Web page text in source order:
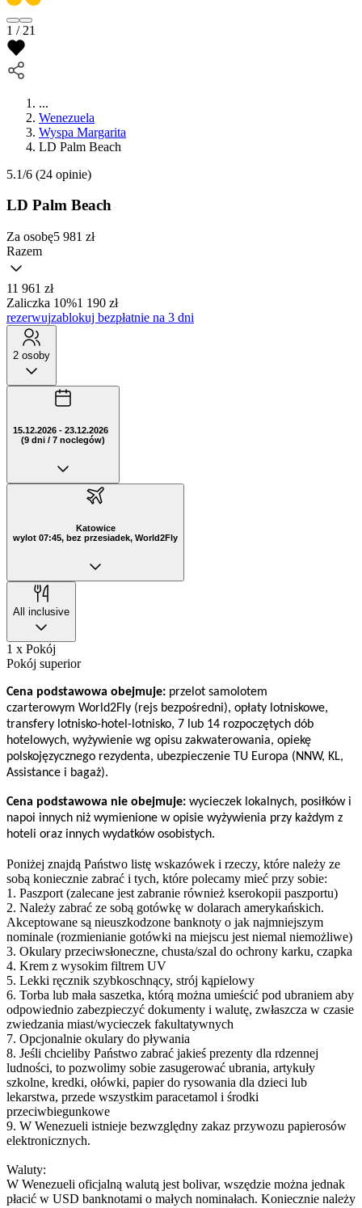
1 / 21
...
Wenezuela
Wyspa Margarita
LD Palm Beach
5.1/6 (24 opinie)
LD Palm Beach
Za osobę5 981 zł
Razem
11 961 zł
Zaliczka 10%1 190 zł
rezerwujzablokuj bezpłatnie na 3 dni
2 osoby
15.12.2026 - 23.12.2026
(9 dni / 7 noclegów)
Katowice
wylot 07:45, bez przesiadek, World2Fly
All inclusive
1 x Pokój
Pokój superior
Cena podstawowa obejmuje: przelot samolotem
czarterowym World2Fly (rejs bezpośredni), opłaty lotniskowe,
transfery lotnisko-hotel-lotnisko, 7 lub 14 rozpoczętych dób
hotelowych, wyżywienie wg opisu zakwaterowania, opiekę
polskojęzycznego rezydenta, ubezpieczenie TU Europa (NNW, KL,
Assistance i bagaż).
Cena podstawowa nie obejmuje: wycieczek lokalnych, posiłków i
napoi innych niż wymienione w opisie wyżywienia przy każdym z
hoteli oraz innych wydatków osobistych.
Poniżej znajdą Państwo listę wskazówek i rzeczy, które należy ze
sobą koniecznie zabrać i tych, które polecamy mieć przy sobie:
1. Paszport (zalecane jest zabranie również kserokopii paszportu)
2. Należy zabrać ze sobą gotówkę w dolarach amerykańskich.
Akceptowane są nieuszkodzone banknoty o jak najmniejszym
nominale (rozmienianie gotówki na miejscu jest niemal niemożliwe)
3. Okulary przeciwsłoneczne, chusta/szal do ochrony karku, czapka
4. Krem z wysokim filtrem UV
5. Lekki ręcznik szybkoschnący, strój kąpielowy
6. Torba lub mała saszetka, którą można umieścić pod ubraniem aby
odpowiednio zabezpieczyć dokumenty i walutę, zwłaszcza w czasie
zwiedzania miast/wycieczek fakultatywnych
7. Opcjonalnie okulary do pływania
8. Jeśli chcieliby Państwo zabrać jakieś prezenty dla rdzennej
ludności, to pozwolimy sobie zasugerować ubrania, artykuły
szkolne, kredki, ołówki, papier do rysowania dla dzieci lub
lekarstwa, przede wszystkim paracetamol i środki
przeciwbiegunkowe
9. W Wenezueli istnieje bezwzględny zakaz przywozu papierosów
elektronicznych.
Waluty:
W Wenezueli oficjalną walutą jest bolivar, wszędzie można jednak
płacić w USD banknotami o małych nominałach. Koniecznie należy